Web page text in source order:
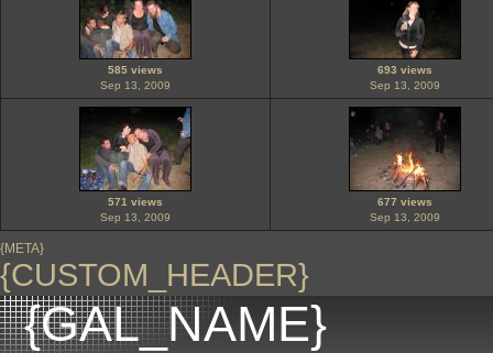
585 views
Sep 13, 2009
693 views
Sep 13, 2009
571 views
Sep 13, 2009
677 views
Sep 13, 2009
{META}
{CUSTOM_HEADER}
{GAL_NAME}